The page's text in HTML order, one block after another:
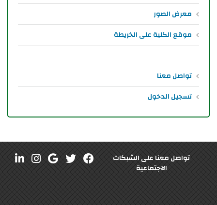
معرض الصور
موقع الكلية على الخريطة
تواصل معنا
تسجيل الدخول
تواصل معنا على الشبكات
الاجتماعية